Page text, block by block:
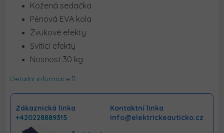
Kožená sedačka
Pěnová EVA kola
Zvukové efekty
Svítící efekty
Nosnost 30 kg
Detailní informace
Zákaznická linka
+420228889315
Kontaktní linka
info@elektrickeauticko.cz